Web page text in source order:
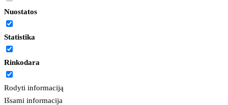
Nuostatos
Statistika
Rinkodara
Rodyti informaciją
Išsami informacija